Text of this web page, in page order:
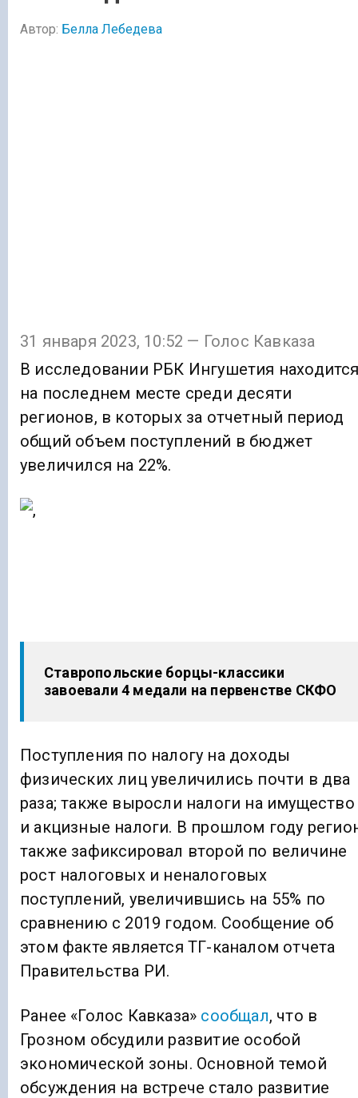
Автор: Белла Лебедева
31 января 2023, 10:52 — Голос Кавказа
В исследовании РБК Ингушетия
на последнем месте среди десяти
регионов, в которых за отчетный период
общий объем поступлений в бюджет
увеличился на 22%.
Ставропольские борцы-классики
завоевали 4 медали на первенстве СКФО
Поступления по налогу на доходы
физических лиц увеличились почти в два
раза; также выросли налоги на имущество
и акцизные налоги. В прошлом году
также зафиксировал второй по величине
рост налоговых и неналоговых
поступлений, увеличившись на 55% по
сравнению с 2019 годом. Сообщение об
этом факте является ТГ-каналом отчета
Правительства РИ.
Ранее «Голос Кавказа» сообщал, что в
Грозном обсудили развитие особой
экономической зоны. Основной темой
обсуждения на встрече стало развитие